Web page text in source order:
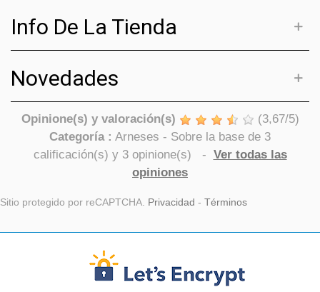
Info De La Tienda
Novedades
Opinione(s) y valoración(s) (3,67/5)
Categoría : Arneses - Sobre la base de 3
calificación(s) y 3opinione(s) - Ver todas las
opiniones
Sitio protegido por reCAPTCHA. Privacidad - Términos